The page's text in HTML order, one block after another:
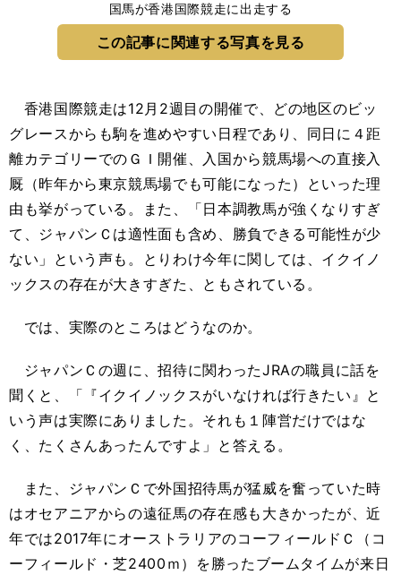
国馬が香港国際競走に出走する
この記事に関連する写真を見る
香港国際競走は12月2週目の開催で、どの地区のビッ
グレースからも駒を進めやすい日程であり、同日に４距
離カテゴリーでのＧＩ開催、入国から競馬場への直接入
厩（昨年から東京競馬場でも可能になった）といった理
由も挙がっている。また、「日本調教馬が強くなりすぎ
て、ジャパンＣは適性面も含め、勝負できる可能性が少
ない」という声も。とりわけ今年に関しては、イクイノ
ックスの存在が大きすぎた、ともされている。
では、実際のところはどうなのか。
ジャパンＣの週に、招待に関わったJRAの職員に話を
聞くと、「『イクイノックスがいなければ行きたい』と
いう声は実際にありました。それも１陣営だけではな
く、たくさんあったんですよ」と答える。
また、ジャパンＣで外国招待馬が猛威を奮っていた時
はオセアニアからの遠征馬の存在感も大きかったが、近
年では2017年にオーストラリアのコーフィールドＣ（コ
ーフィールド・芝2400ｍ）を勝ったブームタイムが来日